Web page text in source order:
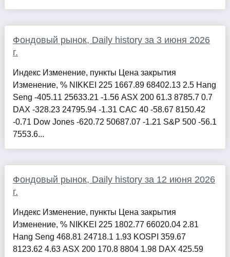
Фондовый рынок, Daily history за 3 июня 2026
г.
Индекс Изменение, пункты Цена закрытия
Изменение, % NIKKEI 225 1667.89 68402.13 2.5 Hang
Seng -405.11 25633.21 -1.56 ASX 200 61.3 8785.7 0.7
DAX -328.23 24795.94 -1.31 CAC 40 -58.67 8150.42
-0.71 Dow Jones -620.72 50687.07 -1.21 S&P 500 -56.1
7553.6...
Фондовый рынок, Daily history за 12 июня 2026
г.
Индекс Изменение, пункты Цена закрытия
Изменение, % NIKKEI 225 1802.77 66020.04 2.81
Hang Seng 468.81 24718.1 1.93 KOSPI 359.67
8123.62 4.63 ASX 200 170.8 8804 1.98 DAX 425.59